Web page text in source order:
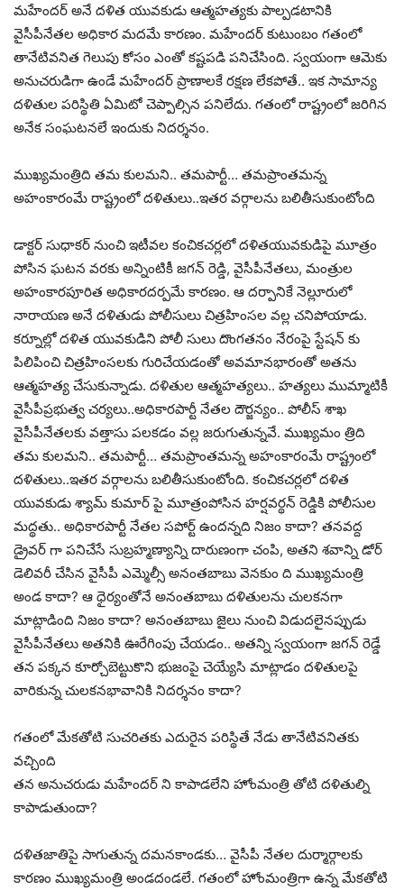
మహేందర్ అనే దళిత యువకుడు ఆత్మహత్యకు పాల్పడటానికి
వైసీపీనేతల అధికార మదమే కారణం. మహేందర్ కుటుంబం గతంలో
తానేటివనిత గెలుపు కోసం ఎంతో కష్టపడి పనిచేసింది. స్వయంగా ఆమెకు
అనుచరుడిగా ఉండే మహేందర్ ప్రాణాలకే రక్షణ లేకపోతే.. ఇక సామాన్య
దళితుల పరిస్థితి ఏమిటో చెప్పాల్సిన పనిలేదు. గతంలో రాష్ట్రంలో జరిగిన
అనేక సంఘటనలే ఇందుకు నిదర్శనం.
ముఖ్యమంత్రిది తమ కులమని.. తమపార్టీ… తమప్రాంతమన్న
అహంకారంమే రాష్ట్రంలో దళితులు..ఇతర వర్గాలను బలితీసుకుంటోంది
డాక్టర్ సుధాకర్ నుంచి ఇటీవల కంచికచర్లలో దళితయువకుడిపై మూత్రం
పోసిన ఘటన వరకు అన్నింటికీ జగన్ రెడ్డి, వైసీపీనేతలు, మంత్రుల
అహంకారపూరిత అధికారదర్పమే కారణం. ఆ దర్పానికే నెల్లూరులో
నారాయణ అనే దళితుడు పోలీసులు చిత్రహింసల వల్ల చనిపోయాడు.
కర్నూల్లో దళిత యువకుడిని పోలీ సులు దొంగతనం నేరంపై స్టేషన్ కు
పిలిపించి చిత్రహింసలకు గురిచేయడంతో అవమానభారంతో అతను
ఆత్మహత్య చేసుకున్నాడు. దళితుల ఆత్మహత్యలు.. హత్యలు ముమ్మాటికీ
వైసీపీప్రభుత్వ చర్యలు..అధికారపార్టీ నేతల దౌర్జన్యం.. పోలీస్ శాఖ
వైసీపీనేతలకు వత్తాసు పలకడం వల్ల జరుగుతున్నవే. ముఖ్యమం త్రిది
తమ కులమని.. తమపార్టీ… తమప్రాంతమన్న అహంకారంమే రాష్ట్రంలో
దళితులు..ఇతర వర్గాలను బలితీసుకుంటోంది. కంచికచర్లలో దళిత
యువకుడు శ్యామ్ కుమార్ పై మూత్రంపోసిన హర్షవర్థన్ రెడ్డికి పోలీసుల
మద్థతు.. అధికారపార్టీ నేతల సపోర్ట్ ఉందన్నది నిజం కాదా? తనవద్ద
డ్రైవర్ గా పనిచేసే సుబ్రహ్మణ్యాన్ని దారుణంగా చంపి, అతని శవాన్ని డోర్
డెలివరీ చేసిన వైసీపీ ఎమ్మెల్సీ అనంతబాబు వెనకుం ది ముఖ్యమంత్రి
అండ కాదా? ఆ ధైర్యంతోనే అనంతబాబు దళితులను చులకనగా
మాట్లాడింది నిజం కాదా? అనంతబాబు జైలు నుంచి విడుదలైనప్పుడు
వైసీపీనేతలు అతనికి ఊరేగింపు చేయడం.. అతన్ని స్వయంగా జగన్ రెడ్డే
తన పక్కన కూర్చోబెట్టుకొని భుజంపై చెయ్యేసి మాట్లాడం దళితులపై
వారికున్న చులకనభావానికి నిదర్శనం కాదా?
గతంలో మేకతోటి సుచరితకు ఎదురైన పరిస్థితే నేడు తానేటివనితకు
వచ్చింది
తన అనుచరుడు మహేందర్ ని కాపాడలేని హోంమంత్రి తోటి దళితుల్ని
కాపాడుతుందా?
దళితజాతిపై సాగుతున్న దమనకాండకు… వైసీపీ నేతల దుర్మార్గాలకు
కారణం ముఖ్యమంత్రి అండదండలే. గతంలో హోంమంత్రిగా ఉన్న మేకతోటి